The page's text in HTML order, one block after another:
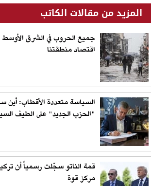
المزيد من مقالات الكاتب
جميع الحروب في الشرق
اقتصاد منطقتنا
السياسة متعددة الأقطاب:
"الحزب الجديد" على الطيف
قمة الناتو سجّلت رسمياً أن
مركز قوة